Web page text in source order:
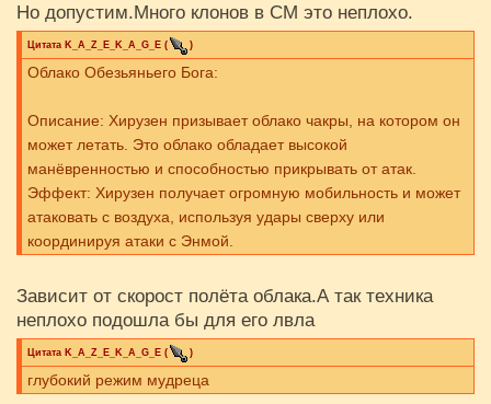
Но допустим.Много клонов в СМ это неплохо.
Цитата K_A_Z_E_K_A_G_E ( )
Облако Обезьяньего Бога:
Описание: Хирузен призывает облако чакры, на котором он
может летать. Это облако обладает высокой
манёвренностью и способностью прикрывать от атак.
Эффект: Хирузен получает огромную мобильность и может
атаковать с воздуха, используя удары сверху или
координируя атаки с Энмой.
Зависит от скорост полёта облака.А так техника
неплохо подошла бы для его лвла
Цитата K_A_Z_E_K_A_G_E ( )
глубокий режим мудреца